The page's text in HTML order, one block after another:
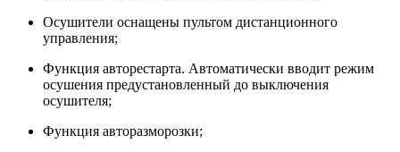
Осушители оснащены пультом дистанционного
управления;
Функция авторестарта. Автоматически вводит режим
осушения предустановленный до выключения
осушителя;
Функция авторазморозки;